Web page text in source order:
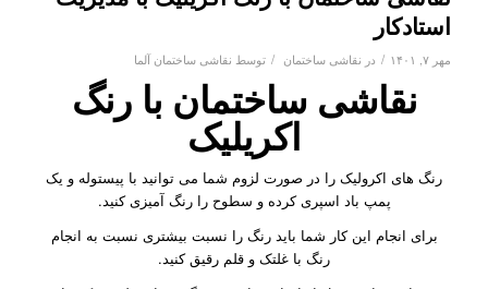
استادکار
مهر ۷, ۱۴۰۱ / در نقاشی ساختمان / توسط نقاشی ساختمان آلما
نقاشی ساختمان با رنگ
اکریلیک
رنگ های اکرولیک را در صورت لزوم شما می توانید با پیستوله و یک
پمپ باد اسپری کرده و سطوح را رنگ آمیزی کنید.
برای انجام این کار شما باید رنگ را نسبت بیشتری نسبت به انجام
رنگ با غلتک و قلم رقیق کنید.